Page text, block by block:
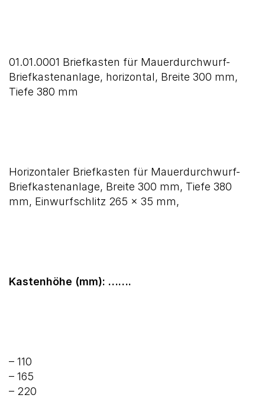
01.01.0001 Briefkasten für Mauerdurchwurf-
Briefkastenanlage, horizontal, Breite 300 mm,
Tiefe 380 mm
Horizontaler Briefkasten für Mauerdurchwurf-
Briefkastenanlage, Breite 300 mm, Tiefe 380
mm, Einwurfschlitz 265 x 35 mm,
Kastenhöhe (mm): …….
– 110
– 165
– 220